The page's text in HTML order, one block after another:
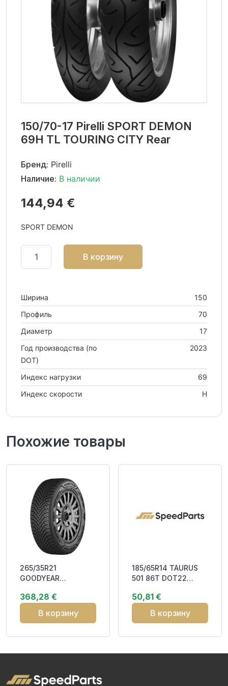
150/70-17 Pirelli SPORT DEMON
69H TL TOURING CITY Rear
Бренд: Pirelli
Наличие: В наличии
144,94 €
SPORT DEMON
В корзину
Ширина
150
Профиль
70
Диаметр
17
Год производства (по
DOT)
2023
Индекс нагрузки
69
Индекс скорости
H
Похожие товары
265/35R21
GOODYEAR
101T XL FP Friction
CEB71 3PM
368,28 €
В корзину
185/65R14 TAURUS
501 86T DOT22
50,81 €
В корзину